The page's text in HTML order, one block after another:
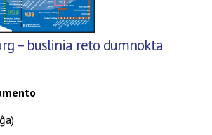
– buslinia reto dumnokta
)